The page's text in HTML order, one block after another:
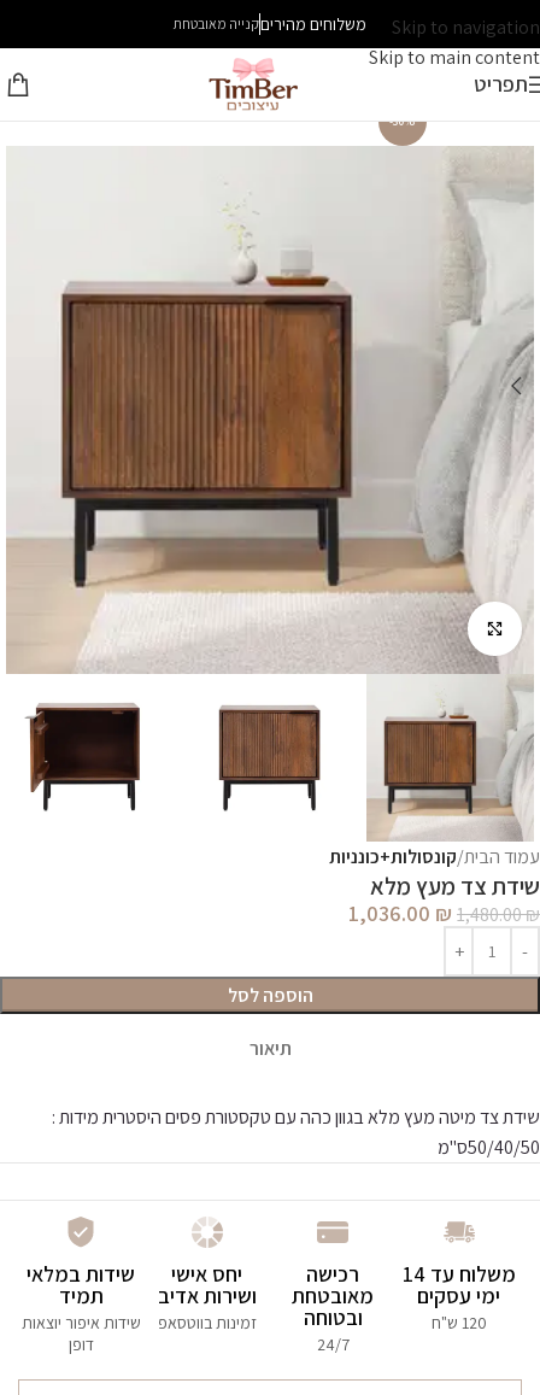
Skip to navigation
Skip to main content
משלוחים מהיריםקנייה מאובטחת
תפריט
עמוד הבית קונסולות+כונניות
שידת צד מעץ מלא
1,480.00₪
1,036.00 ₪
הוספה לסל
תיאור
שידת צד מיטה מעץ מלא בגוון כהה עם טקסטורת פסים היסטריתמידות :
50/40/50ס"מ
-30%
לחץ להגדלה
משלוח עד 14
ימי עסקים
120 ש"ח
רכישה
מאובטחת
ובטוחה
24/7
יחס אישי
ושירות אדיב
זמינות בווטסאפ
שידות במלאי
תמיד
שידות איפור יוצאות
דופן